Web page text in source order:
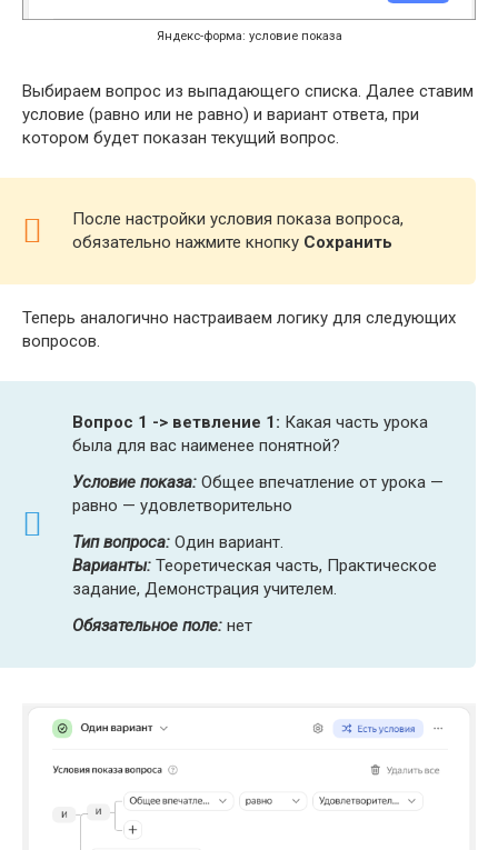
Яндекс-форма: условие показа
Выбираем вопрос из выпадающего списка. Далее ставим
условие (равно или не равно) и вариант ответа, при
котором будет показан текущий вопрос.
После настройки условия показа вопроса,
обязательно нажмите кнопку Сохранить
Теперь аналогично настраиваем логику для следующих
вопросов.
Вопрос 1 -> ветвление 1: Какая часть урока
была для вас наименее понятной?
Условие показа: Общее впечатление от урока —
равно — удовлетворительно
Тип вопроса: Один вариант.
Варианты: Теоретическая часть, Практическое
задание, Демонстрация учителем.
Обязательное поле: нет